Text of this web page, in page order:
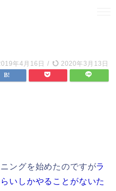
年4月16日 / 2020年3月13日
ングを始めたのですがラ
いしかやることがないた